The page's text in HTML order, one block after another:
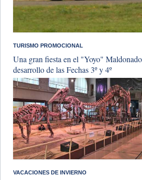
TURISMO PROMOCIONAL
Una gran fiesta en el "Yoyo"
desarrollo de las Fechas 3º y 4º
VACACIONES DE INVIERNO